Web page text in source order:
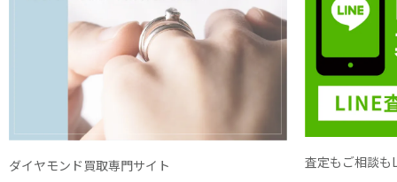
ダイヤモンド買取専門サイト 査定もご相談も